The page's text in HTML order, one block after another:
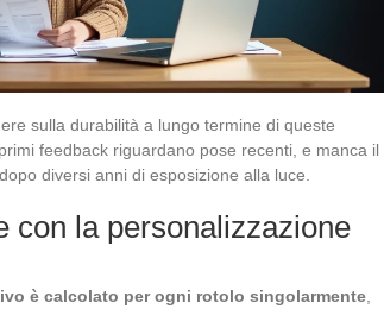
sulla durabilità a lungo termine di queste
feedback riguardano pose recenti, e manca il
diversi anni di esposizione alla luce.
con la personalizzazione
è calcolato per ogni rotolo singolarmente